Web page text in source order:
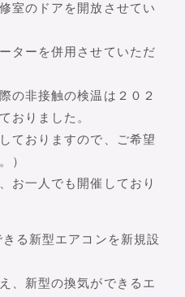
室のドアを開放させてい
ターを併用させていただ
の非接触の検温は２０２
おりました。
ておりますので、ご希望
）
お一人でも開催しており
る新型エアコンを新規設
、新型の換気ができるエ